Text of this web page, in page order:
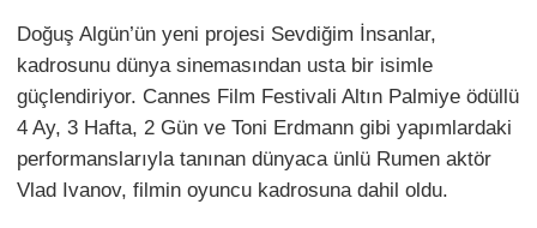
Doğuş Algün’ün yeni projesi Sevdiğim İnsanlar,
kadrosunu dünya sinemasından usta bir isimle
güçlendiriyor. Cannes Film Festivali Altın Palmiye ödüllü
4 Ay, 3 Hafta, 2 Gün ve Toni Erdmann gibi yapımlardaki
performanslarıyla tanınan dünyaca ünlü Rumen aktör
Vlad Ivanov, filmin oyuncu kadrosuna dahil oldu.